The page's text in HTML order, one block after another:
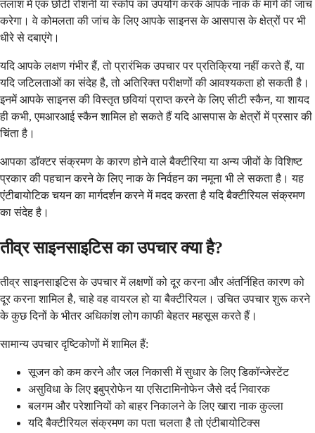
तलाश में एक छोटी रोशनी या स्कोप का उपयोग करके आपके नाक के मार्ग की जांच
करेगा। वे कोमलता की जांच के लिए आपके साइनस के आसपास के क्षेत्रों पर भी
धीरे से दबाएंगे।
यदि आपके लक्षण गंभीर हैं, तो प्रारंभिक उपचार पर प्रतिक्रिया नहीं करते हैं, या
यदि जटिलताओं का संदेह है, तो अतिरिक्त परीक्षणों की आवश्यकता हो सकती है।
इनमें आपके साइनस की विस्तृत छवियां प्राप्त करने के लिए सीटी स्कैन, या शायद
ही कभी, एमआरआई स्कैन शामिल हो सकते हैं यदि आसपास के क्षेत्रों में प्रसार की
चिंता है।
आपका डॉक्टर संक्रमण के कारण होने वाले बैक्टीरिया या अन्य जीवों के विशिष्ट
प्रकार की पहचान करने के लिए नाक के निर्वहन का नमूना भी ले सकता है। यह
एंटीबायोटिक चयन का मार्गदर्शन करने में मदद करता है यदि बैक्टीरियल संक्रमण
का संदेह है।
तीव्र साइनसाइटिस का उपचार क्या है?
तीव्र साइनसाइटिस के उपचार में लक्षणों को दूर करना और अंतर्निहित कारण को
दूर करना शामिल है, चाहे वह वायरल हो या बैक्टीरियल। उचित उपचार शुरू करने
के कुछ दिनों के भीतर अधिकांश लोग काफी बेहतर महसूस करते हैं।
सामान्य उपचार दृष्टिकोणों में शामिल हैं:
सूजन को कम करने और जल निकासी में सुधार के लिए डिकॉन्जेस्टेंट
असुविधा के लिए इबुप्रोफेन या एसिटामिनोफेन जैसे दर्द निवारक
बलगम और परेशानियों को बाहर निकालने के लिए खारा नाक कुल्ला
यदि बैक्टीरियल संक्रमण का पता चलता है तो एंटीबायोटिक्स